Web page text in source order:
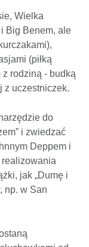
Wielka
Big Benem, ale
(piłką
rodziną - budką
z uczestniczek.
do
i zwiedzać
Deppem i
realizowania
jak „Dumę i
np. w San